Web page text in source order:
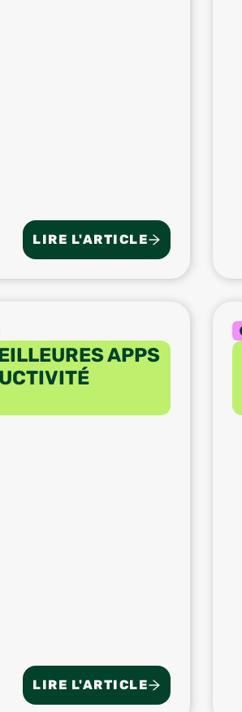
LIRE L'ARTICLE
APPS
LIRE L'ARTICLE